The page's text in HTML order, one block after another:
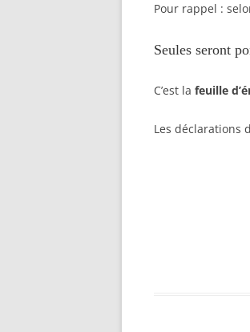
Pour rappel :
Seules seront
C’est la feuille
Les déclarations